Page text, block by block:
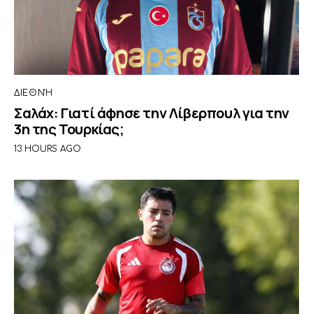
ΔΙΕΘΝΉ
Σαλάχ: Γιατί άφησε την Λίβερπουλ για την
3η της Τουρκίας;
13 HOURS AGO